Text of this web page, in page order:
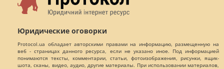
Юридические оговорки
Protocol.ua обладает авторскими правами на информацию, размещенную на
веб - страницах данного ресурса, если не указано иное. Под информацией
понимаются тексты, комментарии, статьи, фотоизображения, рисунки, ящик-
шота, сканы, видео, аудио, другие материалы. При использовании материалов,